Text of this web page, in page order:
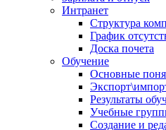
Интранет
Структура
График
Доска почета
Обучение
Основные
Результаты
Учебные
Создание и